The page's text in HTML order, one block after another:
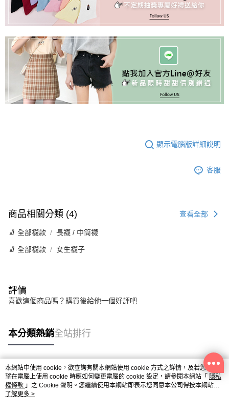
顯示電腦版詳細說明
客服
商品相關分類 (4) 查看全部
🧦 全部襪款 長襪 / 中筒襪
🧦 全部襪款 女生襪子
評價
喜歡這個商品嗎？購買後給他一個好評吧
本分類熱銷全站排行
熱門標籤
本網站中使用 cookie，欲查詢有關本網站使用 cookie 方式之詳情，及若您不希
望在電腦上使用 cookie 時應如何變更電腦的 cookie 設定，請參閱本網站「 隱私
權條款 」之 Cookie 聲明。您繼續使用本網站即表示您同意本公司得按本網站使
用條款之 Cookie 聲明使用 cookie。
了解更多 >